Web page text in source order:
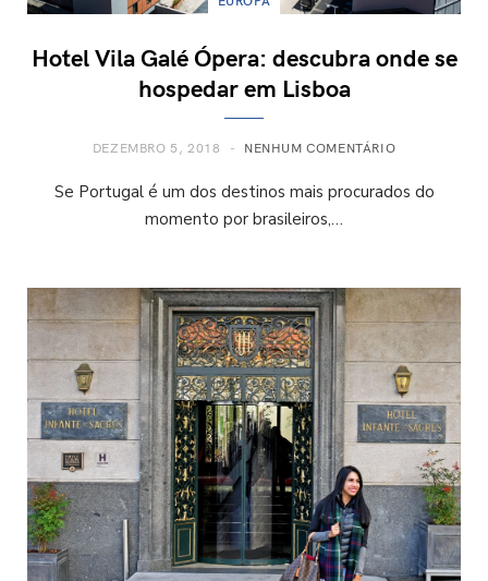
Hotel Vila Galé Ópera: descubra onde se
hospedar em Lisboa
DEZEMBRO 5, 2018 NENHUM COMENTÁRIO
Se Portugal é um dos destinos mais procurados do
momento por brasileiros,…